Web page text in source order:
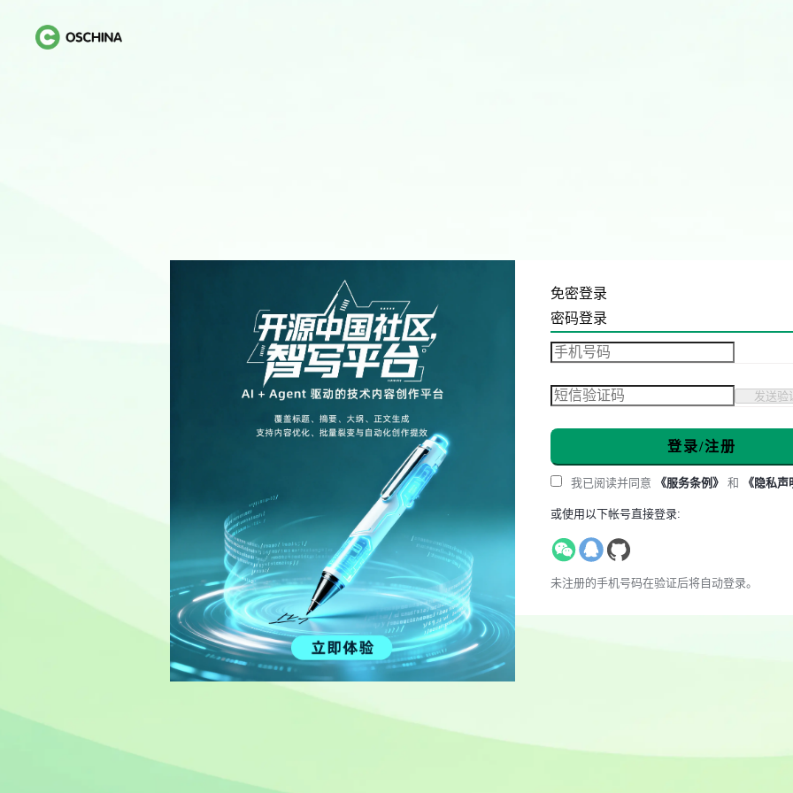
免密登录
密码登录
发送验
登录/注册
我已阅读并同意 《服务条例》 和 《隐私声
或使用以下帐号直接登录:
未注册的手机号码在验证后将自动登录。